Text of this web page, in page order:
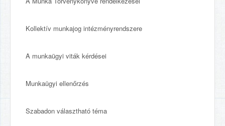
Kollektív munkajog intézményrendszere
A munkaügyi viták kérdései
Munkaügyi ellenőrzés
Szabadon választható téma